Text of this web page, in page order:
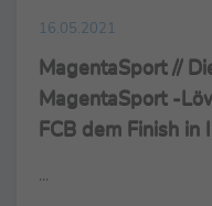
16.05.2021
MagentaSport //
MagentaSport -
FCB dem Finish
...